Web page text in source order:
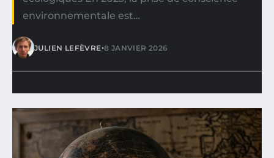
environnementale est…
JULIEN LEFÈVRE•8 JANVIER 2026